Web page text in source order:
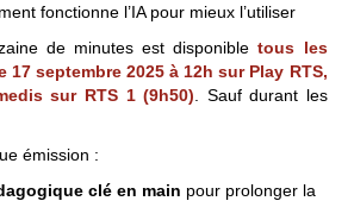
fonctionne l’IA pour mieux l’utiliser
de minutes est disponibletous les
17 septembre 2025 à 12h sur Play RTS,
sur RTS 1 (9h50) . Sauf durant les
émission :
clé en main pour prolonger la